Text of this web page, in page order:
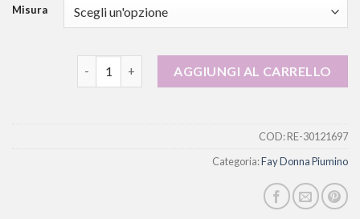
Misura
AGGIUNGI AL CARRELLO
COD:RE-30121697
Categoria:Fay Donna Piumino